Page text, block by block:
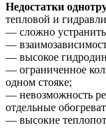
Недостатки
тепловой и
— сложно устранить
—
— высокое
— ограниченное
одном стояке;
— невозможность
отдельные
— высокие